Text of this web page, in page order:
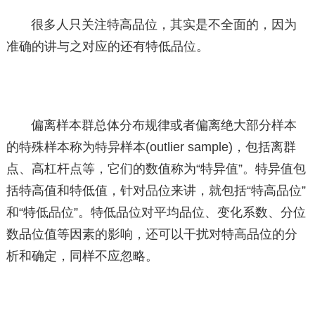
很多人只关注特高品位，其实是不全面的，因为
准确的讲与之对应的还有特低品位。
偏离样本群总体分布规律或者偏离绝大部分样本
的特殊样本称为特异样本(outlier sample)，包括离群
点、高杠杆点等，它们的数值称为“特异值”。特异值包
括特高值和特低值，针对品位来讲，就包括“特高品位”
和“特低品位”。特低品位对平均品位、变化系数、分位
数品位值等因素的影响，还可以干扰对特高品位的分
析和确定，同样不应忽略。